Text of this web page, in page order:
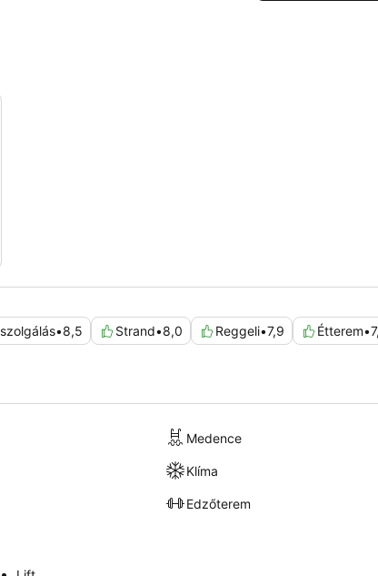
•8,5 Strand•8,0 Reggeli•7,9 Étterem•
Medence
Klíma
Edzőterem